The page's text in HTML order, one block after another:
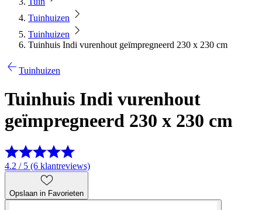
Tuinhuizen
Tuinhuizen
Tuinhuis Indi vurenhout geïmpregneerd 230 x 230 cm
Tuinhuizen
Tuinhuis Indi vurenhout
geïmpregneerd 230 x 230 cm
4.2 / 5 (6 klantreviews)
Opslaan in Favorieten